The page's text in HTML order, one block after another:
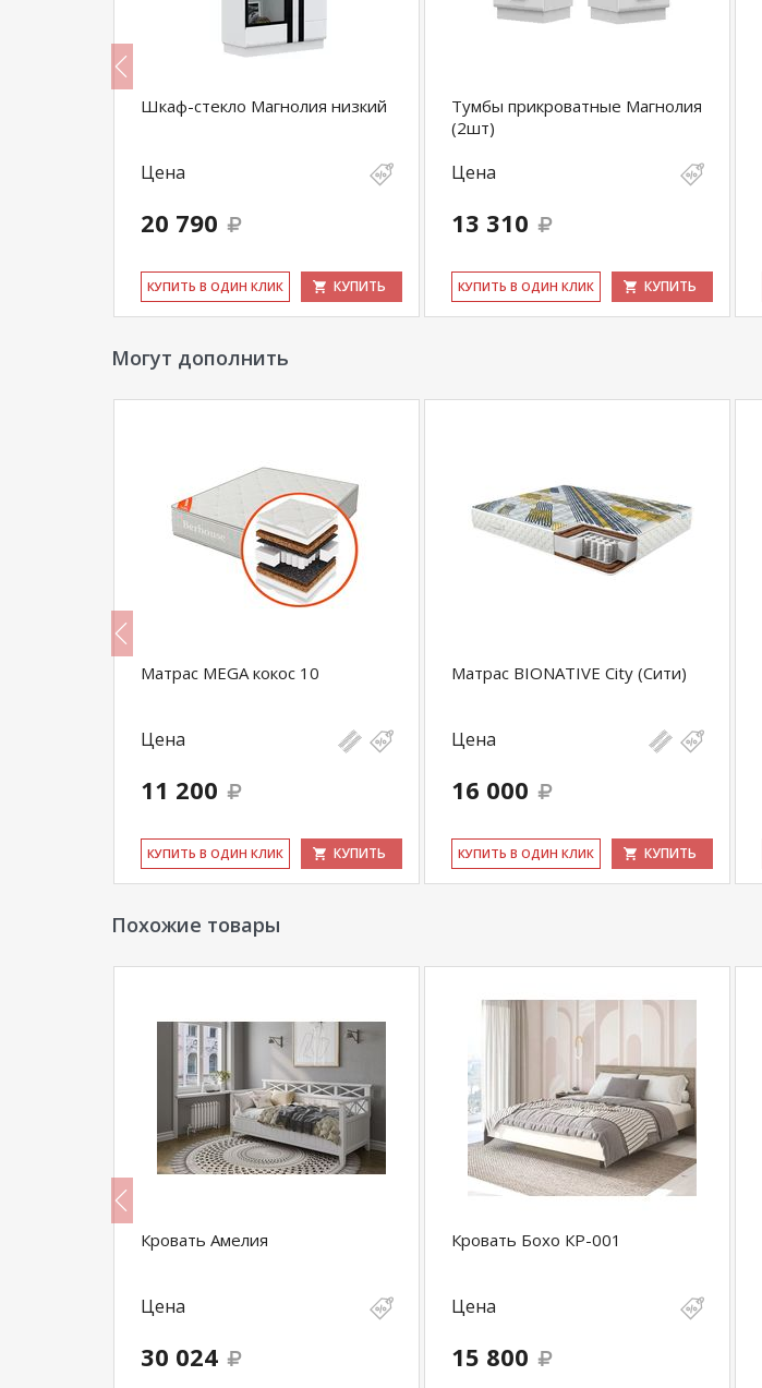
Шкаф-стекло Магнолия низкий
Цена
20 790
КУ­ПИТЬ В ОДИН КЛИК КУПИТЬ
Тумбы прикроватные Магнолия
(2шт)
Цена
13 310
КУ­ПИТЬ В ОДИН КЛИК КУПИТЬ
Могут дополнить
Матрас MEGA кокос 10
Цена
11 200
КУ­ПИТЬ В ОДИН КЛИК КУПИТЬ
Матрас BIONATIVE City (Сити)
Цена
16 000
КУ­ПИТЬ В ОДИН КЛИК КУПИТЬ
Похожие товары
Кровать Амелия
Цена
30 024
Кровать Бохо КР-001
Цена
15 800